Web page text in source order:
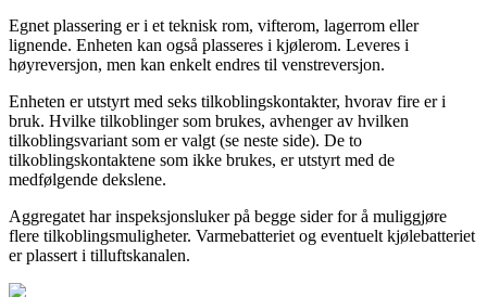
Egnet plassering er i et teknisk rom, vifterom, lagerrom eller
lignende. Enheten kan også plasseres i kjølerom. Leveres i
høyreversjon, men kan enkelt endres til venstreversjon.
Enheten er utstyrt med seks tilkoblingskontakter, hvorav fire er i
bruk. Hvilke tilkoblinger som brukes, avhenger av hvilken
tilkoblingsvariant som er valgt (se neste side). De to
tilkoblingskontaktene som ikke brukes, er utstyrt med de
medfølgende dekslene.
Aggregatet har inspeksjonsluker på begge sider for å muliggjøre
flere tilkoblingsmuligheter. Varmebatteriet og eventuelt kjølebatteriet
er plassert i tilluftskanalen.